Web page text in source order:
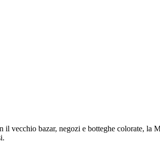
vecchio bazar, negozi e botteghe colorate, la